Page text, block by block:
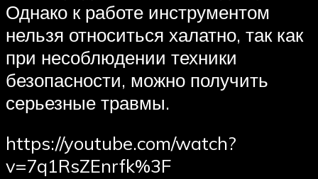
Однако к работе инструментом
нельзя относиться халатно, так как
при несоблюдении техники
безопасности, можно получить
серьезные травмы.
https://youtube.com/watch?
v=7q1RsZEnrfk%3F